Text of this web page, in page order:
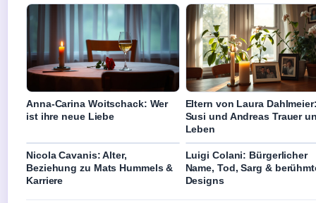
Anna-Carina Woitschack: Wer
ist ihre neue Liebe
Eltern von Laura
Susi und Andreas Trauer
Leben
Nicola Cavanis: Alter,
Beziehung zu Mats Hummels &
Karriere
Luigi Colani: Bürgerlicher
Name, Tod, Sarg &
Designs